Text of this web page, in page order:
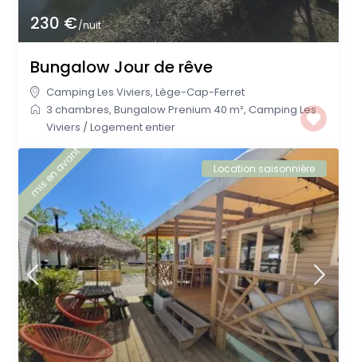
230 €/nuit
Bungalow Jour de rêve
Camping Les Viviers,Lège-Cap-Ferret
3 chambres,Bungalow Prenium 40 m²,Camping Les
Viviers /Logement entier
mis en avant Location saisonnière